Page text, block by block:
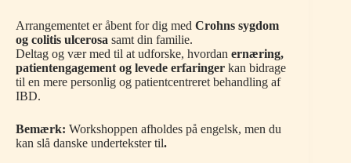
Arrangementet er åbent for dig med Crohns sygdom
og colitis ulcerosa samt din familie.
Deltag og vær med til at udforske, hvordan ernæring,
patientengagement og levede erfaringer kan bidrage
til en mere personlig og patientcentreret behandling af
IBD.
Bemærk: Workshoppen afholdes på engelsk, men du
kan slå danske undertekster til.